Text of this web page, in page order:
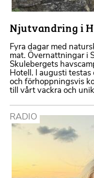
Njutvandring i
Fyra dagar med
mat. Övernattningar i
Skulebergets
Hotell. I augusti
och förhoppningsvis
till vårt vackra och
RADIO